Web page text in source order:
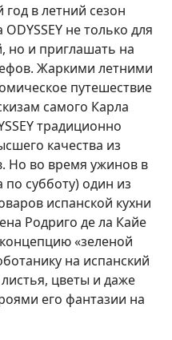
в летний сезон
не только для
но и приглашать на
Жаркими летними
путешествие
самого Карла
традиционно
качества из
Но во время ужинов в
по субботу) один из
испанской кухни
Родриго де ла Кайе
«зеленой
на испанский
цветы и даже
его фантазии на